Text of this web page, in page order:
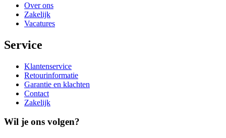
Over ons
Zakelijk
Vacatures
Service
Klantenservice
Retourinformatie
Garantie en klachten
Contact
Zakelijk
Wil je ons volgen?